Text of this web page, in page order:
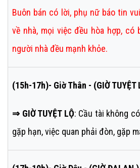
Buôn bán có lời, phụ nữ báo tin
về nhà, mọi việc đều hòa hợp, có
người nhà đều mạnh khỏe.
(15h-17h)- Giờ Thân - (GIỜ TUYỆT
⇒ GIỜ TUYỆT LỘ: Cầu tài không
gặp hạn, việc quan phải đòn, gặp